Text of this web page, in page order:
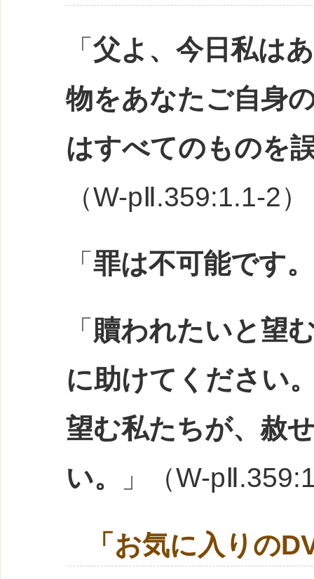
「 父よ、今日私は
物をあなたご自身
はすべてのものを
（W-pⅡ.359:1.1-2）
「 罪は不可能です。
「 贖われたいと望
に助けてください
望む私たちが、赦
い。
」（W-
「お気に入りの